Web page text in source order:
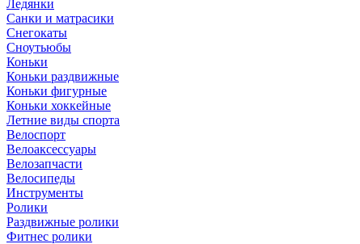
Ледянки
Санки и матрасики
Снегокаты
Сноутьюбы
Коньки
Коньки раздвижные
Коньки фигурные
Коньки хоккейные
Летние виды спорта
Велоспорт
Велоаксессуары
Велозапчасти
Велосипеды
Инструменты
Ролики
Раздвижные ролики
Фитнес ролики